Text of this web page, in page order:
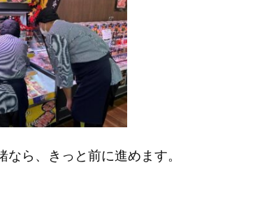
ら、きっと前に進めます。